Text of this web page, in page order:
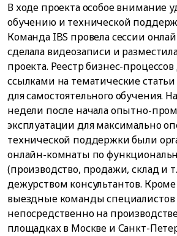
В ходе проекта особое внимание
обучению и технической
Команда IBS провела сессии
сделала видеозаписи и
проекта. Реестр бизнес-
ссылками на тематические
для самостоятельного обучения.
недели после начала опытно-
эксплуатации для максимально
технической поддержки были
онлайн-комнаты по
(производство, продажи, склад и
дежурством консультантов. Кроме
выездные команды специалистов
непосредственно на
площадках в Москве и Санкт-